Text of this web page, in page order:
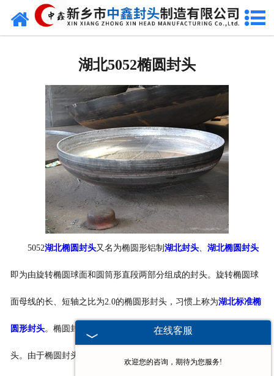
网站首页
湖北封头厂家
湖北球形封头
湖北椎体封头
湖北库存类
湖北热压模具
湖北5052椭圆封头
5052湖北椭圆封头又名为椭圆形铝制 湖北封头、 湖北椭圆封头
即为由旋转椭圆球面和圆筒形直段两部分组成的封头。旋转椭圆球
面母线的长、短轴之比为2.0的椭圆形封头，习惯上称为湖北标准椭
圆形封头。椭圆封头的力学性能次于 湖北半球封头
头。由于椭圆封头的深度介于半球形和碟形封头之间，对冲压设备
在线客服
欢迎您的咨询，期待为您服务!